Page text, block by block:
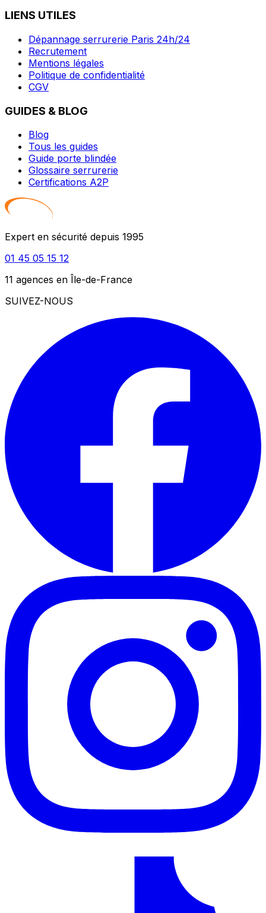
LIENS UTILES
Dépannage serrurerie Paris 24h/24
Recrutement
Mentions légales
Politique de confidentialité
CGV
GUIDES & BLOG
Blog
Tous les guides
Guide porte blindée
Glossaire serrurerie
Certifications A2P
Expert en sécurité depuis 1995
01 45 05 15 12
11 agences en Île-de-France
SUIVEZ-NOUS